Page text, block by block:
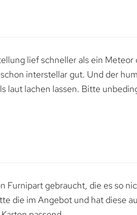
lief schneller als ein Meteor
interstellar gut. Und der
laut lachen lassen. Bitte
Furnipart gebraucht, die es so
die im Angebot und hat diese